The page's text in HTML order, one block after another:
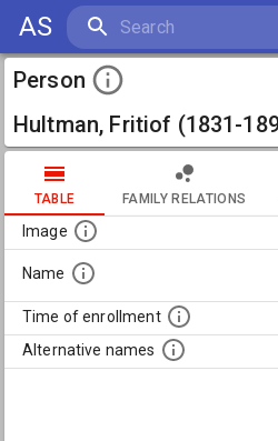
AS
Person
Hultman, Fritiof (1831-
TABLE FAMILY RELATIONS
Image
Name
Time of enrollment
Alternative names